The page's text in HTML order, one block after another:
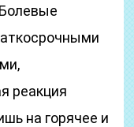
реакция
на горячее и